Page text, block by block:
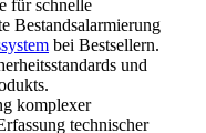
für schnelle
Bestandsalarmierung
bei Bestsellern.
und
komplexer
technischer